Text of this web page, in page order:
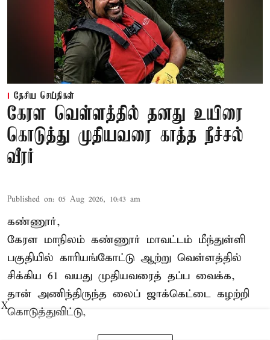
தேசிய செய்திகள்
கேரள வெள்ளத்தில் தனது உயிரை
கொடுத்து முதியவரை காத்த நீச்சல்
வீரர்
Published on: 05 Aug 2026, 10:43 am
கண்ணூர்,
கேரள மாநிலம் கண்ணூர் மாவட்டம் மீந்துள்ளி
பகுதியில் காரியங்கோட்டு ஆற்று வெள்ளத்தில்
சிக்கிய 61 வயது முதியவரைத் தப்ப வைக்க,
தான் அணிந்திருந்த லைப் ஜாக்கெட்டை கழற்றி
கொடுத்துவிட்டு,
X